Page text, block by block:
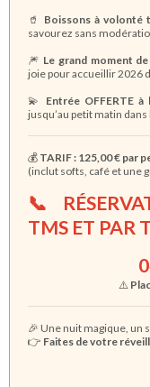
🥤 Boissons à volonté
savourez sans
🎆 Le grand moment
joie pour accueillir 2026
💫 Entrée OFFERTE
jusqu’au petit matin
💰 TARIF : 125,00 € par
(inclut softs, café et une
📞
TMS ET PAR
⚠️
🎉 Une nuit magique, un
👉 Faites de votre